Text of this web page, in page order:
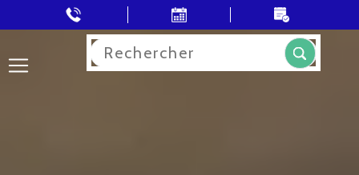
Rechercher